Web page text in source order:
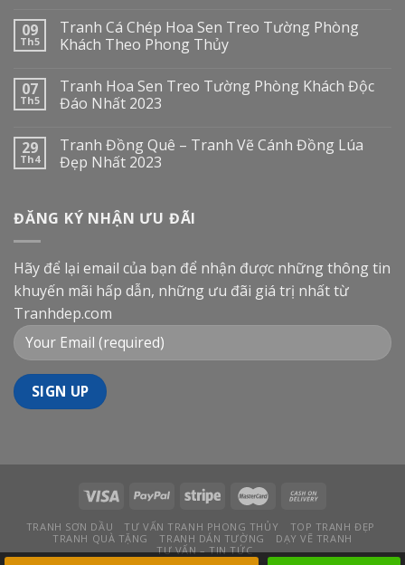
09
Th5
Tranh Cá Chép Hoa Sen Treo Tường Phòng
Khách Theo Phong Thủy
07
Th5
Tranh Hoa Sen Treo Tường Phòng Khách Độc
Đáo Nhất 2023
29
Th4
Tranh Đồng Quê – Tranh Vẽ Cánh Đồng Lúa
Đẹp Nhất 2023
ĐĂNG KÝ NHẬN ƯU ĐÃI
Hãy để lại email của bạn để nhận được những thông tin
khuyến mãi hấp dẫn, những ưu đãi giá trị nhất từ
Tranhdep.com
TRANH SƠN DẦU TƯ VẤN TRANH PHONG THỦY
TOP TRANH ĐẸP
TRANH QUÀ TẶNG
TRANH DÁN TƯỜNG
DẠY VẼ TRANH
TƯ VẤN – TIN TỨC